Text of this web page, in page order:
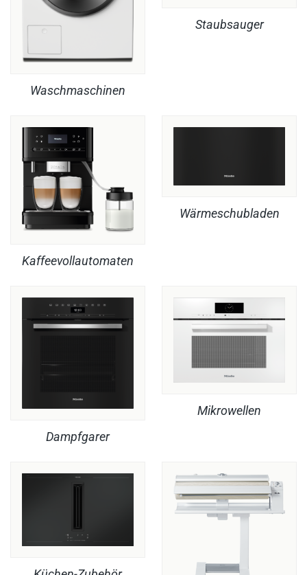
Waschmaschinen
Staubsauger
Kaffeevollautomaten
Wärmeschubladen
Dampfgarer
Mikrowellen